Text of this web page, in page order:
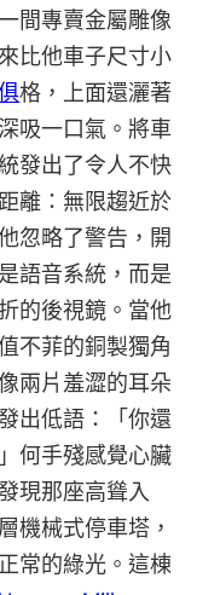
間專賣金屬雕像
比他車子尺寸小
格，上面還灑著
吸一口氣。將車
發出了令人不快
離：無限趨近於
忽略了警告，開
語音系統，而是
的後視鏡。當他
不菲的銅製獨角
兩片羞澀的耳朵
出低語：「你還
何手殘感覺心臟
現那座高聳入
機械式停車塔，
常的綠光。這棟